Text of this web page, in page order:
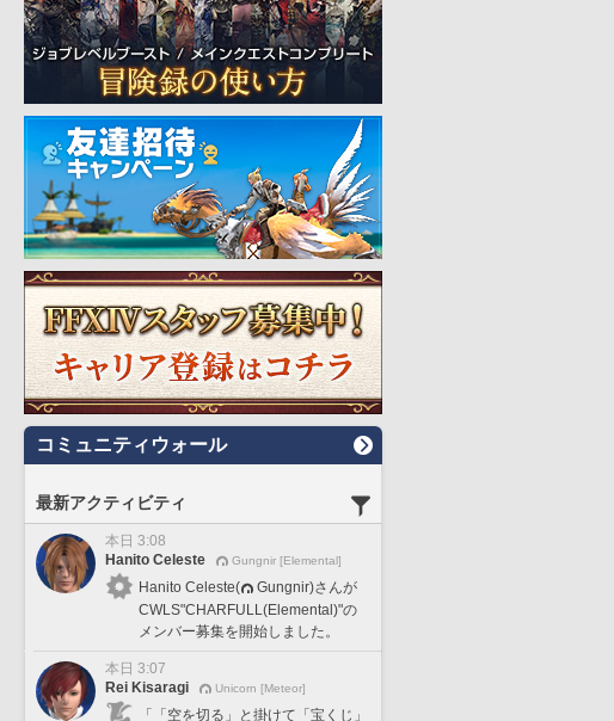
コミュニティウォール
最新アクティビティ
本日 3:08
Hanito Celeste
Gungnir [Elemental]
Hanito Celeste(
Gungnir)さんが
CWLS"CHARFULL(Elemental)"の
メンバー募集を開始しました。
本日 3:07
Rei Kisaragi
Unicorn [Meteor]
「「空を切る」と掛けて「宝くじ」